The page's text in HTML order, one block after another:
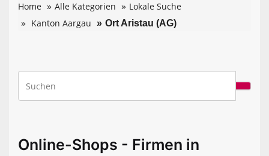
Home Alle Kategorien
Lokale Suche
Kanton Aargau
Ort Aristau (AG)
Online-Shops - Firmen in